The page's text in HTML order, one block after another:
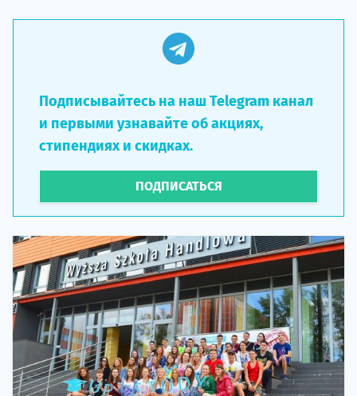
Подписывайтесь на наш Telegram канал
и первыми узнавайте об акциях,
стипендиях и скидках.
ПОДПИСАТЬСЯ